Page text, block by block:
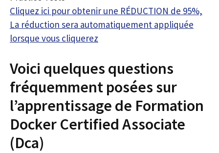
Cliquez ici pour obtenir une RÉDUCTION de 95%,
La réduction sera automatiquement appliquée
lorsque vous cliquerez
Voici quelques questions
fréquemment posées sur
l’apprentissage de Formation
Docker Certified Associate
(Dca)